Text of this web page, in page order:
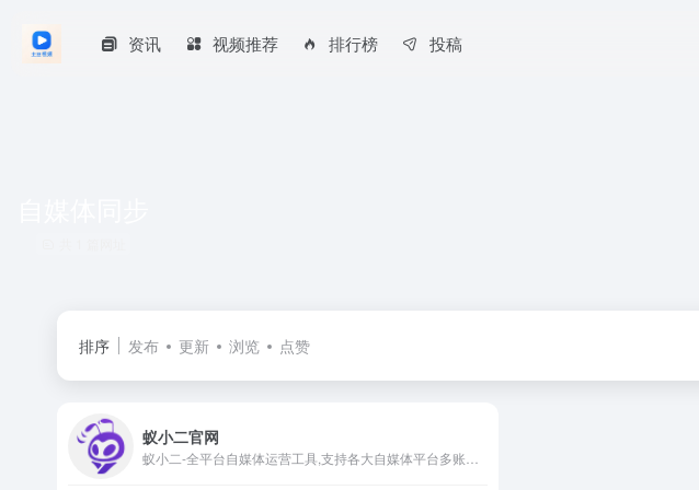
资讯 视频推荐 排行榜 投稿
排序 发布 更新 浏览 点赞
蚁小二官网